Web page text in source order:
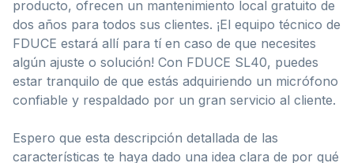
producto, ofrecen un mantenimiento local gratuito de
dos años para todos sus clientes. ¡El equipo técnico de
FDUCE estará allí para tí en caso de que necesites
algún ajuste o solución! Con FDUCE SL40, puedes
estar tranquilo de que estás adquiriendo un micrófono
confiable y respaldado por un gran servicio al cliente.
Espero que esta descripción detallada de las
características te haya dado una idea clara de por qué